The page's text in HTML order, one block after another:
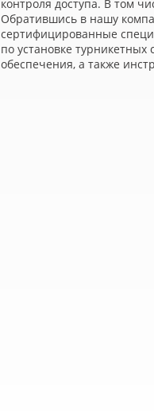
контроля доступа. В том
Обратившись в нашу
сертифицированные
по установке
обеспечения, а также